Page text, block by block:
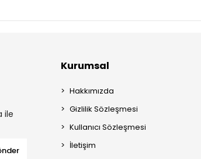
ile
Kurumsal
Hakkımızda
Gizlilik Sözleşmesi
Kullanıcı Sözleşmesi
İletişim